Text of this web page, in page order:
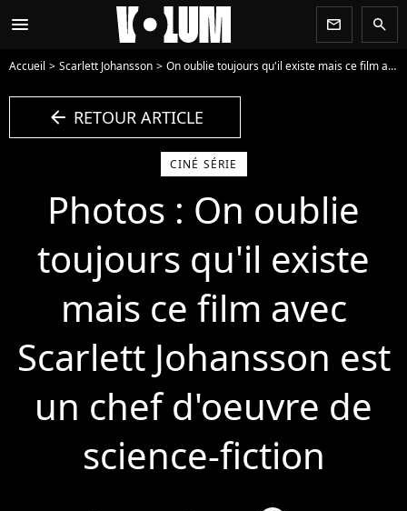
menu newsletter search
Accueil Scarlett Johansson On oublie toujours qu'il existe mais ce film avec Scarlett Johansson est un chef d'oeuvre de science-fiction
arrow_left RETOUR ARTICLE
CINÉ SÉRIE
Photos : On oublie
toujours qu'il existe
mais ce film avec
Scarlett Johansson est
un chef d'oeuvre de
science-fiction